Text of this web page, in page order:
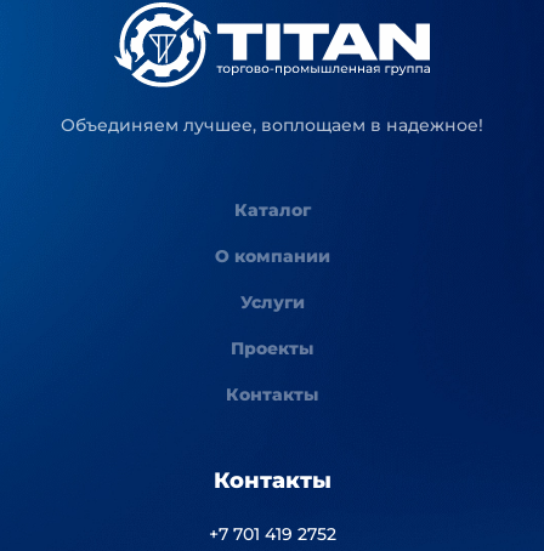
Объединяем лучшее, воплощаем в надежное!
Каталог
О компании
Услуги
Проекты
Контакты
Контакты
+7 701 419 2752